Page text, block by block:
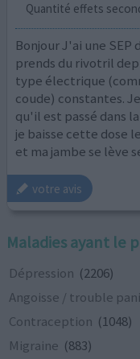
Quantité effets
Bonjour J'ai une SEP
prends du rivotril
type électrique
coude) constantes.
qu'il est passé dans
je baisse cette dose
et ma jambe se lève
votre avis
Maladies ayant le
Dépression (2206)
Angoisse / trouble
Contraception (1048)
Migraine (883)